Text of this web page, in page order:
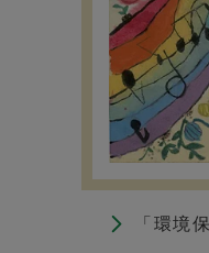
「環境